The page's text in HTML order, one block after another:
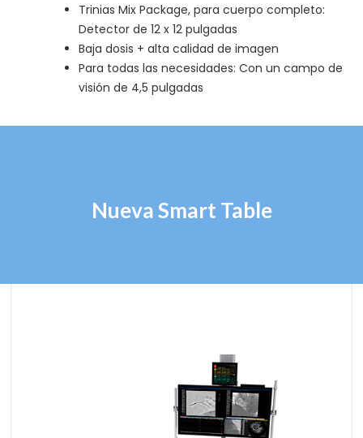
Trinias Mix Package, para cuerpo completo:
Detector de 12 x 12 pulgadas
Baja dosis + alta calidad de imagen
Para todas las necesidades: Con un campo de
visión de 4,5 pulgadas
Nueva Smart Table